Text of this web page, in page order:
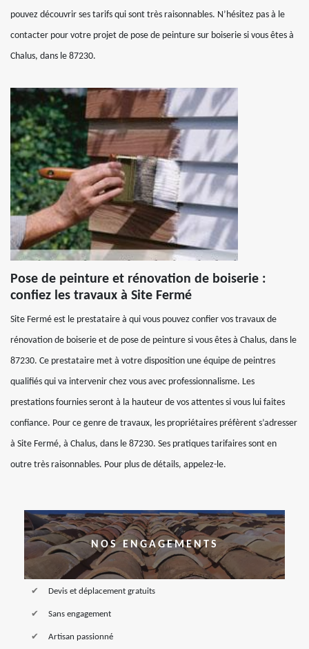
pouvez découvrir ses tarifs qui sont très raisonnables. N’hésitez pas à le
contacter pour votre projet de pose de peinture sur boiserie si vous êtes à
Chalus, dans le 87230.
Pose de peinture et rénovation de boiserie :
confiez les travaux à Site Fermé
Site Fermé est le prestataire à qui vous pouvez confier vos travaux de
rénovation de boiserie et de pose de peinture si vous êtes à Chalus, dans le
87230. Ce prestataire met à votre disposition une équipe de peintres
qualifiés qui va intervenir chez vous avec professionnalisme. Les
prestations fournies seront à la hauteur de vos attentes si vous lui faites
confiance. Pour ce genre de travaux, les propriétaires préfèrent s’adresser
à Site Fermé, à Chalus, dans le 87230. Ses pratiques tarifaires sont en
outre très raisonnables. Pour plus de détails, appelez-le.
NOS ENGAGEMENTS
Devis et déplacement gratuits
Sans engagement
Artisan passionné